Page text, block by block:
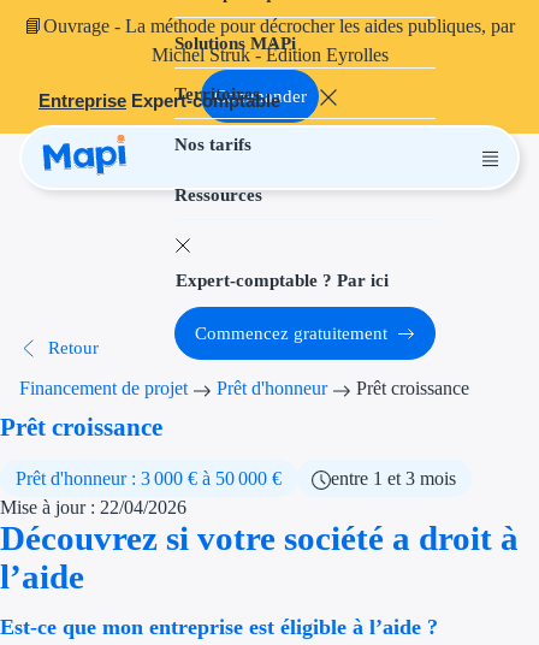
📘Ouvrage - La méthode pour décrocher les aides publiques, par
Michel Struk - Édition Eyrolles
Commander
Entreprise Expert-comptable
Solutions MAPi
Territoires
Nos tarifs
Ressources
Projets finançables
Aides à
Aides
Thématiques
Financement
Expert-comptable ? Par ici
Commencez gratuitement
Retour
Financement de projet Prêt d'honneur Prêt croissance
Prêt croissance
Prêt d'honneur : 3 000 € à 50 000 €
entre 1 et 3 mois
Mise à jour : 22/04/2026
Découvrez si votre société a droit à
l’aide
Est-ce que mon entreprise est éligible à l’aide ?